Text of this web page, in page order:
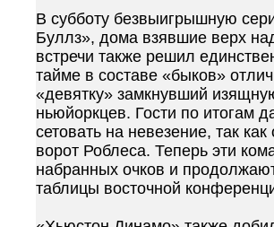
В субботу безвыигрышную
Буллз», дома взявшие верх
встречи также решил
тайме в составе «быков»
«девятку» замкнувший
ньюйоркцев. Гости по итогам
сетовать на невезение, так
ворот Роблеса. Теперь эти
набранных очков и
таблицы восточной